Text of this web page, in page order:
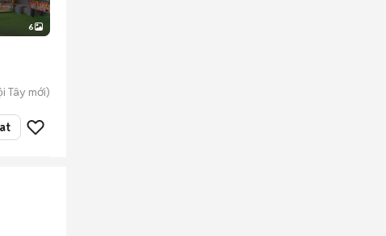
6
Tây mới)